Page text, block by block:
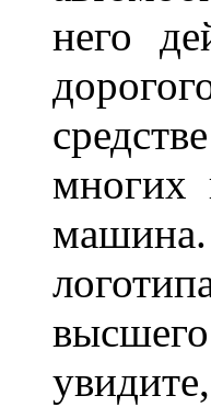
него
многих